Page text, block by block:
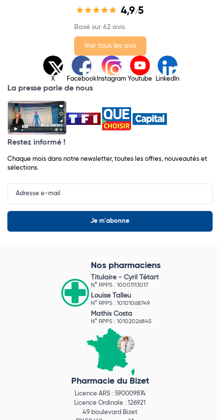
4,9/5
Basé sur 62 avis.
Voir tous les avis
X Facebook Instagram Youtube LinkedIn
La presse parle de nous
Restez informé !
Chaque mois dans notre newsletter, toutes les offres, nouveautés et
sélections.
Input
Newsletter
Nos pharmaciens
Titulaire - Cyril Tétart
N° RPPS : 10001113017
Louise Talleu
N° RPPS : 10101068749
Mathis Costa
N° RPPS : 10102026845
Pharmacie du Bizet
Licence ARS : 590009874
Licence Ordinale : 126921
49 boulevard Bizet